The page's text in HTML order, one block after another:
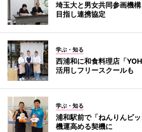
埼玉大と男女共同参画機
目指し連携協定
学ぶ・知る
西浦和に和食料理店「
活用しフリースクールも
学ぶ・知る
浦和駅前で「ねんりんピ
機運高める契機に